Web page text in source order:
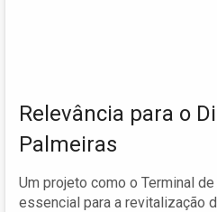
Relevância para o
Palmeiras
Um projeto como o Terminal
essencial para a revitalização